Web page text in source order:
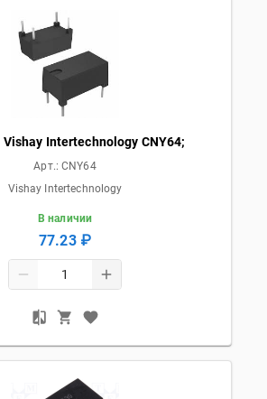
Intertechnology CNY64;
Арт.:CNY64
Vishay Intertechnology
В наличии
77.23 ₽